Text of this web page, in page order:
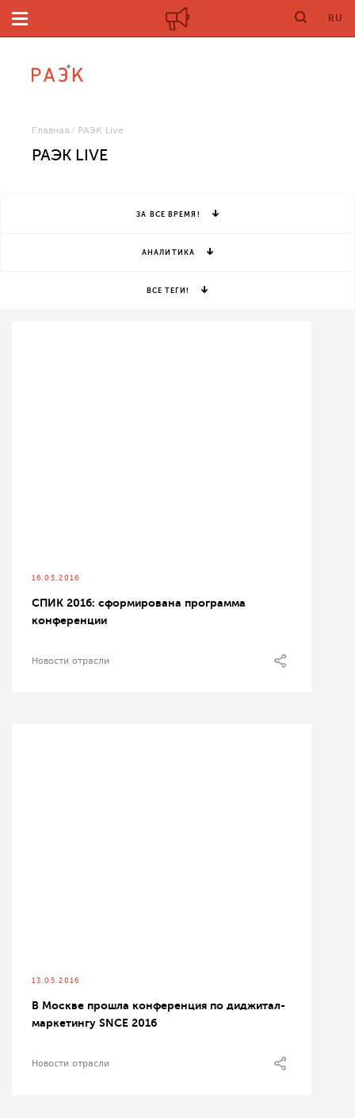
RU
Главная РАЭК Live
РАЭК LIVE
ЗА ВСЕ ВРЕМЯ!
АНАЛИТИКА
ВСЕ ТЕГИ!
16.05.2016
СПИК 2016: сформирована программа
конференции
Новости отрасли
13.05.2016
В Москве прошла конференция по диджитал-
маркетингу SNCE 2016
Новости отрасли